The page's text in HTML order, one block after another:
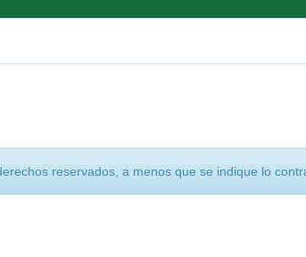
reservados, a menos que se indique lo